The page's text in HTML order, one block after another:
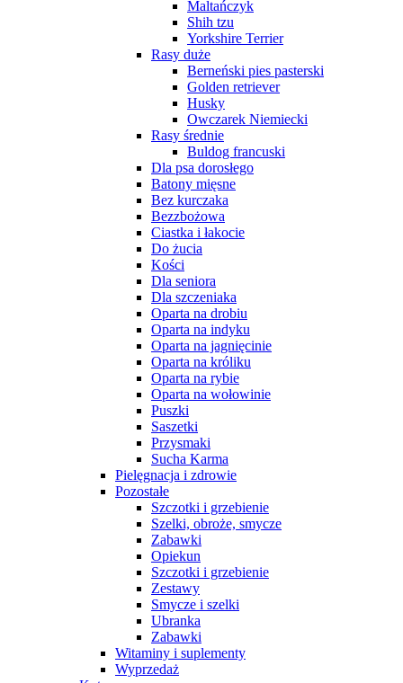
Maltańczyk
Shih tzu
Yorkshire Terrier
Rasy duże
Berneński pies pasterski
Golden retriever
Husky
Owczarek Niemiecki
Rasy średnie
Buldog francuski
Dla psa dorosłego
Batony mięsne
Bez kurczaka
Bezzbożowa
Ciastka i łakocie
Do żucia
Kości
Dla seniora
Dla szczeniaka
Oparta na drobiu
Oparta na indyku
Oparta na jagnięcinie
Oparta na króliku
Oparta na rybie
Oparta na wołowinie
Puszki
Saszetki
Przysmaki
Sucha Karma
Pielęgnacja i zdrowie
Pozostałe
Szczotki i grzebienie
Szelki, obroże, smycze
Zabawki
Opiekun
Szczotki i grzebienie
Zestawy
Smycze i szelki
Ubranka
Zabawki
Witaminy i suplementy
Wyprzedaż